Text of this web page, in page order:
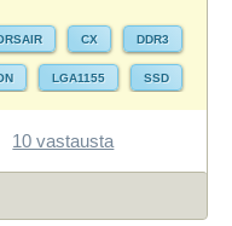
CX DDR3
LGA1155 SSD
10 vastausta